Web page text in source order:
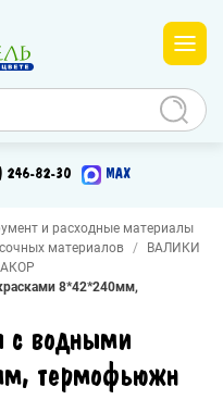
246-82-30 MAX
и расходные материалы
материалов
ВАЛИКИ
АКОР
8*42*240мм,
с водными
термофьюжн